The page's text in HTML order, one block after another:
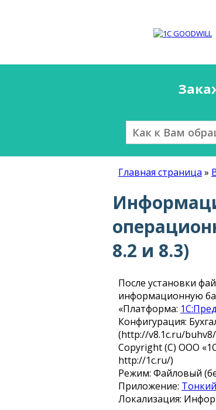
Главная страница »
8.2 и 8.3)
После установки
информационную
«Платформа:
Конфигурация:
(http://v8.1c.ru/
Copyright (С) ООО
http://1c.ru/)
Режим: Файловый
Приложение:
Локализация: